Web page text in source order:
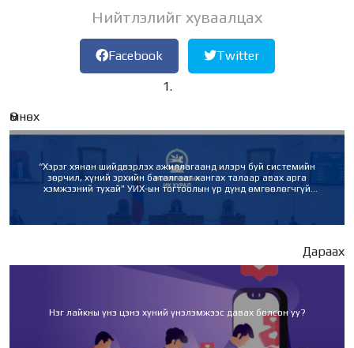
Нийтлэлийг хуваалцах
Facebook Twitter
Өмнөх
“Хэрэг хянан шийдвэрлэх ажиллагаанд илэрч буй системийн
зөрчил, хүний эрхийн баталгааг хангах талаар авах арга
хэмжээний тухай” УИХ-ын тогтоолын үр дүнд өмгөөлөгчгүй
байцаах, мэдүүлэг авахыг зогсооно
Дараах
Нэг лайкны үнэ цэнэ хүний үнэлэмжээс давах болсон уу?